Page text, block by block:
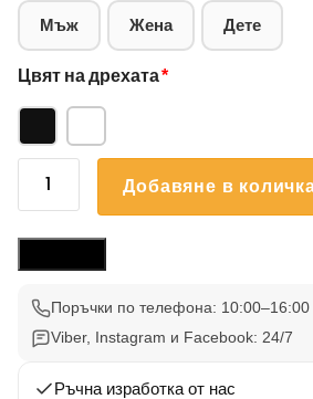
Мъж Жена Дете
Цвят на дрехата*
количество
Булдог
14
Добавяне в
Поръчки по телефона:
Viber, Instagram и Facebook: 24/7
Ръчна изработка от нас